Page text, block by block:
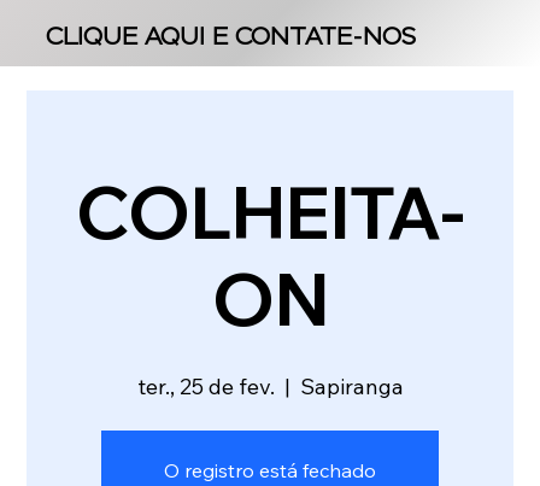
CLIQUE AQUI E CONTATE-NOS
CLIQUE AQUI E CONTATE-NOS
COLHEITA-
ON
ter., 25 de fev.
  |
Sapiranga
O registro está fechado